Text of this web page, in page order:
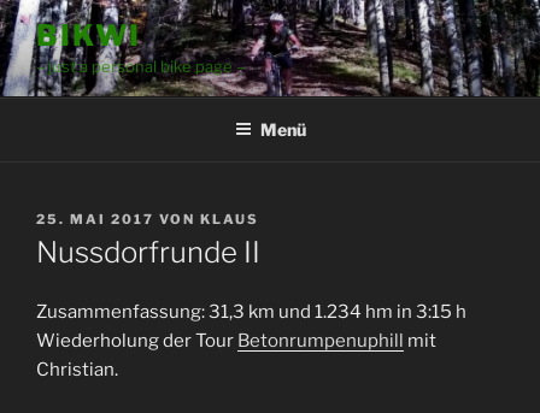
Zum
Inhalt
springen
BIKWI
– just a personal bike page –
Menü
VERÖFFENTLICHT
AM
25. MAI 2017 VON KLAUS
Nussdorfrunde II
Zusammenfassung: 31,3 km und 1.234 hm in 3:15 h
Wiederholung der Tour Betonrumpenuphill mit
Christian.